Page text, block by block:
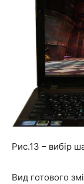
Рис.13 – вибір
Вид готового